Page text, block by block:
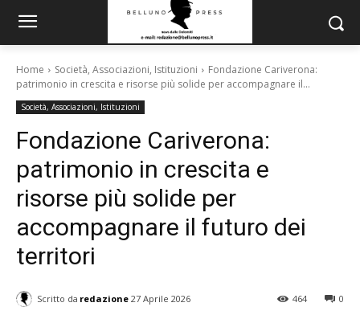
Home Società, Associazioni, Istituzioni
Fondazione Cariverona:
patrimonio in crescita e risorse più solide per accompagnare il...
Società, Associazioni, Istituzioni
Fondazione Cariverona:
patrimonio in crescita e
risorse più solide per
accompagnare il futuro dei
territori
Scritto da redazione 27 Aprile 2026 0
464